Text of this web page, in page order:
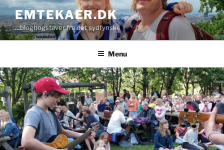
Videre
til
indhold
EMTEKAER.DK
…blogbogstaver fra det sydfynske
Menu